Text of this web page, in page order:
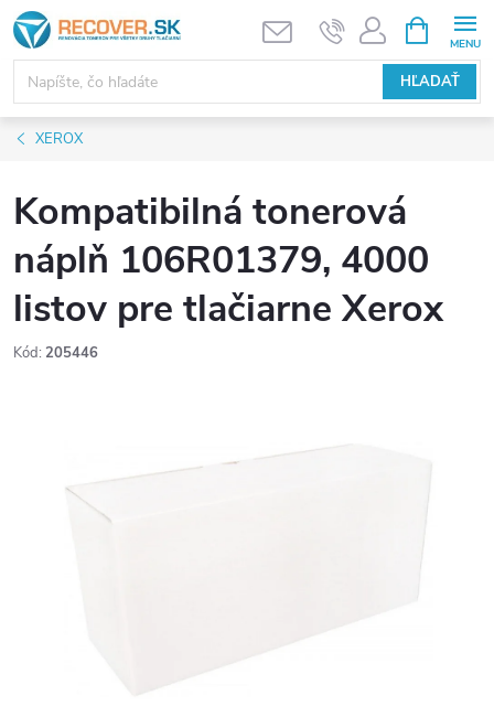
Prejsť
na
obsah
HĽADAŤ
KOŠÍK
XEROX
Kompatibilná tonerová
náplň 106R01379, 4000
listov pre tlačiarne Xerox
Kód: 205446